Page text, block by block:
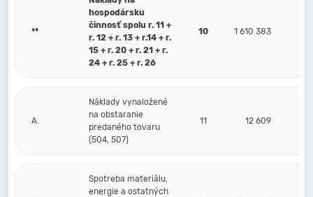
**
hospodársku
činnosť spolu r. 11 +
r. 12 + r. 13 + r.14 + r.
15 + r. 20 + r. 21 + r.
24 + r. 25 + r. 26
10 1 610 383
A.
Náklady vynaložené
na obstaranie
predaného tovaru
(504, 507)
11 12 609
Spotreba materiálu,
energie a ostatných